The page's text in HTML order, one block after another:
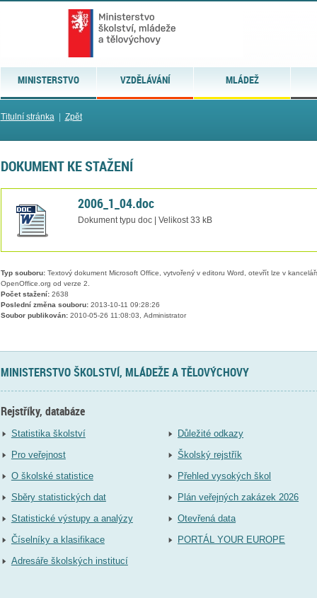
MINISTERSTVO VZDĚLÁVÁNÍ MLÁDEŽ
Titulní stránka| Zpět
DOKUMENT KE STAŽENÍ
2006_1_04.doc
Dokument typu doc | Velikost 33 kB
Typ souboru:Textový dokument Microsoft Office, vytvořený v editoru Word, otevřít lze v
OpenOffice.org od verze 2.
Počet stažení:2638
Poslední změna souboru:2013-10-11 09:28:26
Soubor publikován:2010-05-26 11:08:03, Administrator
MINISTERSTVO ŠKOLSTVÍ, MLÁDEŽE A TĚLOVÝCHOVY
Rejstříky, databáze
Statistika školství
Pro veřejnost
O školské statistice
Sběry statistických dat
Statistické výstupy a analýzy
Číselníky a klasifikace
Adresáře školských institucí
Důležité odkazy
Školský rejstřík
Přehled vysokých škol
Plán veřejných zakázek 2026
Otevřená data
PORTÁL YOUR EUROPE